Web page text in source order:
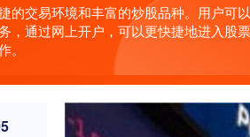
交易环境和丰富的炒股品种。用户可
通过网上开户，可以更快捷地进入股